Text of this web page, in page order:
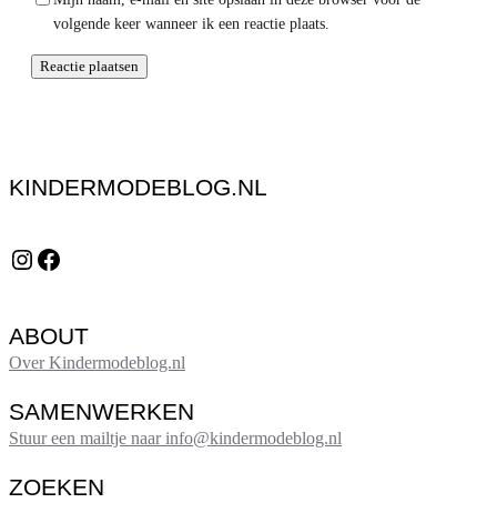
volgende keer wanneer ik een reactie plaats.
KINDERMODEBLOG.NL
Instagram Facebook
ABOUT
Over Kindermodeblog.nl
SAMENWERKEN
Stuur een mailtje naar info@kindermodeblog.nl
ZOEKEN